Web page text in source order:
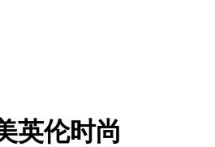
英伦时尚